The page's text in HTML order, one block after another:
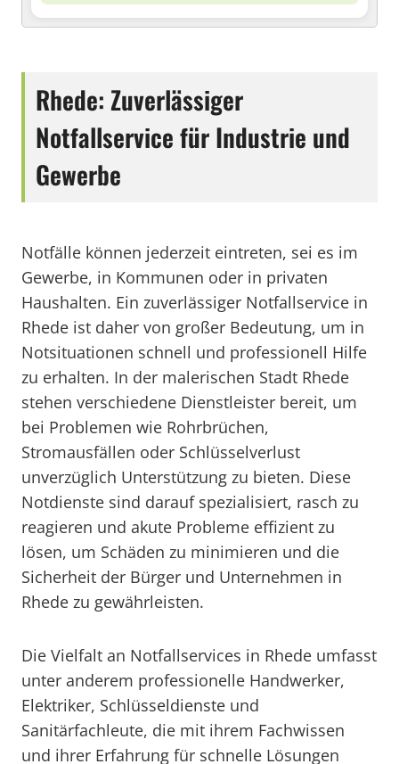
Rhede: Zuverlässiger
Notfallservice für Industrie und
Gewerbe
Notfälle können jederzeit eintreten, sei es im
Gewerbe, in Kommunen oder in privaten
Haushalten. Ein zuverlässiger Notfallservice in
Rhede ist daher von großer Bedeutung, um in
Notsituationen schnell und professionell Hilfe
zu erhalten. In der malerischen Stadt Rhede
stehen verschiedene Dienstleister bereit, um
bei Problemen wie Rohrbrüchen,
Stromausfällen oder Schlüsselverlust
unverzüglich Unterstützung zu bieten. Diese
Notdienste sind darauf spezialisiert, rasch zu
reagieren und akute Probleme effizient zu
lösen, um Schäden zu minimieren und die
Sicherheit der Bürger und Unternehmen in
Rhede zu gewährleisten.
Die Vielfalt an Notfallservices in Rhede umfasst
unter anderem professionelle Handwerker,
Elektriker, Schlüsseldienste und
Sanitärfachleute, die mit ihrem Fachwissen
und ihrer Erfahrung für schnelle Lösungen